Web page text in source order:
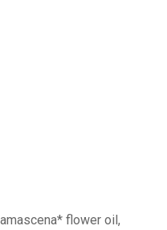
flower oil,